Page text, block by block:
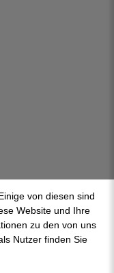
von diesen sind
Website und Ihre
zu den von uns
Nutzer finden Sie